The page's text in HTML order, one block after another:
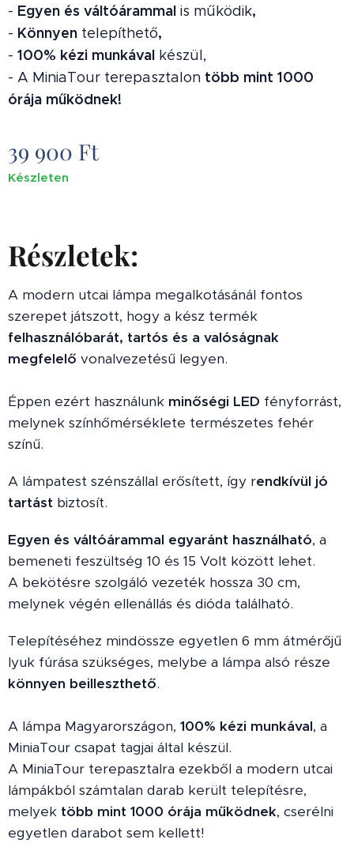
- Egyen és váltóárammal is működik,
- Könnyen telepíthető,
- 100% kézi munkával készül,
- A MiniaTour terepasztalon több mint 1000
órája működnek!
39 900 Ft
Készleten
Részletek:
A modern utcai lámpa megalkotásánál fontos
szerepet játszott, hogy a kész termék
felhasználóbarát, tartós és a valóságnak
megfelelő vonalvezetésű legyen.
Éppen ezért használunk minőségi LED fényforrást,
melynek színhőmérséklete természetes fehér
színű.
A lámpatest szénszállal erősített, így rendkívül jó
tartást biztosít.
Egyen és váltóárammal egyaránt használható, a
bemeneti feszültség 10 és 15 Volt között lehet.
A bekötésre szolgáló vezeték hossza 30 cm,
melynek végén ellenállás és dióda található.
Telepítéséhez mindössze egyetlen 6 mm átmérőjű
lyuk fúrása szükséges, melybe a lámpa alsó része
könnyen beilleszthető.
A lámpa Magyarországon, 100% kézi munkával, a
MiniaTour csapat tagjai által készül.
A MiniaTour terepasztalra ezekből a modern utcai
lámpákból számtalan darab került telepítésre,
melyek több mint 1000 órája működnek, cserélni
egyetlen darabot sem kellett!